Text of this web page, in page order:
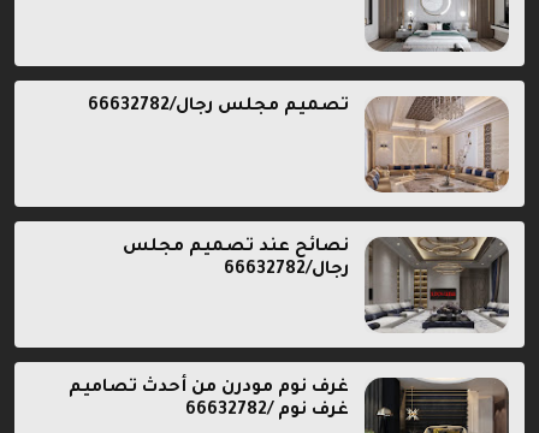
تصميم مجلس رجال/66632782
نصائح عند تصميم مجلس
رجال/66632782
غرف نوم مودرن من أحدث تصاميم
غرف نوم /66632782